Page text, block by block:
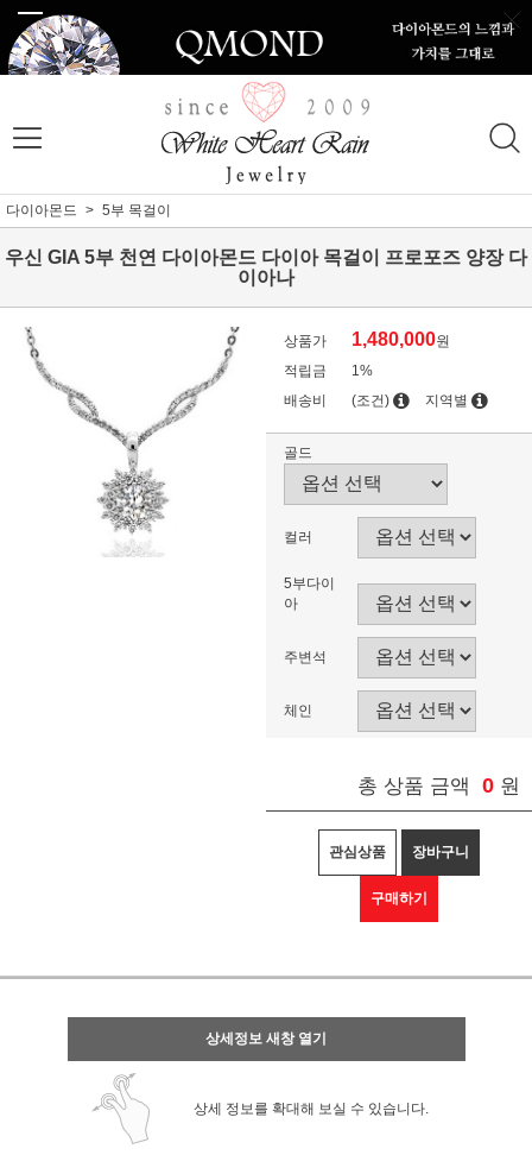
다이아몬드 5부 목걸이
우신 GIA 5부 천연 다이아몬드 다이아 목걸이 프로포즈 양장 다
이아나
상품가 1,480,000원
적립금
1%
배송비
(조건) 지역별
골드
컬러
5부다이
아
주변석
체인
총 상품 금액 0 원
관심상품 장바구니
구매하기
상세정보 새창 열기
상세 정보를 확대해 보실 수 있습니다.